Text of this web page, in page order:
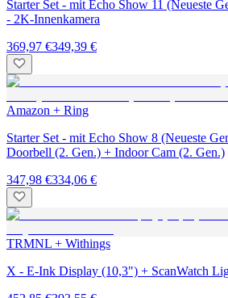
Starter Set - mit Echo Show 11 (Neueste
- 2K-Innenkamera
369,97 €349,39 €
Amazon + Ring
Starter Set - mit Echo Show 8 (Neueste
Doorbell (2. Gen.) + Indoor Cam (2. Gen.)
347,98 €334,06 €
TRMNL + Withings
X - E-Ink Display (10,3") + ScanWatch